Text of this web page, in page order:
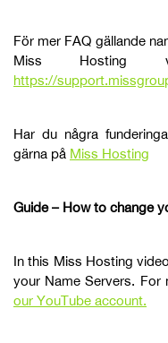
För mer FAQ gällande
Miss Hosting
https://
Har du några
gärna på Miss Hosting
Guide – How to change
In this Miss Hosting
your Name Servers.
our YouTube account.